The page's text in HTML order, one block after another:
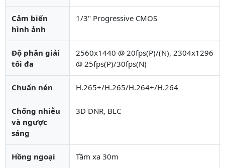
Cảm biến
hình ảnh
1/3" Progressive CMOS
Độ phân giải
tối đa
2560x1440 @ 20fps(P)/(N), 2304x1296
@ 25fps(P)/30fps(N)
Chuẩn nén H.265+/H.265/H.264+/H.264
Chống nhiễu
và ngược
sáng
3D DNR, BLC
Hồng ngoại Tầm xa 30m